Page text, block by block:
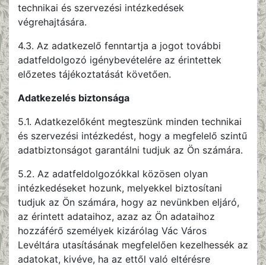
technikai és szervezési intézkedések
végrehajtására.
4.3. Az adatkezelő fenntartja a jogot további
adatfeldolgozó igénybevételére az érintettek
előzetes tájékoztatását követően.
Adatkezelés biztonsága
5.1. Adatkezelőként megteszünk minden technikai
és szervezési intézkedést, hogy a megfelelő szintű
adatbiztonságot garantálni tudjuk az Ön számára.
5.2. Az adatfeldolgozókkal közösen olyan
intézkedéseket hozunk, melyekkel biztosítani
tudjuk az Ön számára, hogy az nevünkben eljáró,
az érintett adataihoz, azaz az Ön adataihoz
hozzáférő személyek kizárólag Vác Város
Levéltára utasításának megfelelően kezelhessék az
adatokat, kivéve, ha az ettől való eltérésre